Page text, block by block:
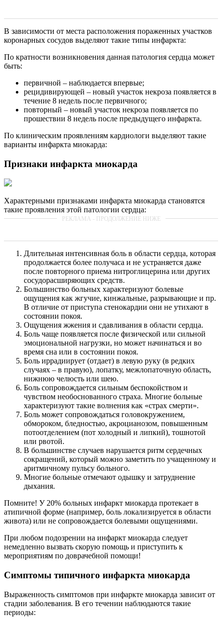
В зависимости от места расположения пораженных участков
коронарных сосудов выделяют такие типы инфаркта:
По кратности возникновения данная патология сердца может
быть:
первичной – наблюдается впервые;
рецидивирующей – новый участок некроза появляется в
течение 8 недель после первичного;
повторный – новый участок некроза появляется по
прошествии 8 недель после предыдущего инфаркта.
По клиническим проявлениям кардиологи выделяют такие
варианты инфаркта миокарда:
Признаки инфаркта миокарда
Характерными признаками инфаркта миокарда становятся
такие проявления этой патологии сердца:
Длительная интенсивная боль в области сердца, которая
продолжается более получаса и не устраняется даже
после повторного приема нитроглицерина или других
сосудорасширяющих средств.
Большинство больных характеризуют болевые
ощущения как жгучие, кинжальные, разрывающие и пр.
В отличие от приступа стенокардии они не утихают в
состоянии покоя.
Ощущения жжения и сдавливания в области сердца.
Боль чаще появляется после физической или сильной
эмоциональной нагрузки, но может начинаться и во
время сна или в состоянии покоя.
Боль иррадиирует (отдает) в левую руку (в редких
случаях – в правую), лопатку, межлопаточную область,
нижнюю челюсть или шею.
Боль сопровождается сильным беспокойством и
чувством необоснованного страха. Многие больные
характеризуют такие волнения как «страх смерти».
Боль может сопровождаться головокружением,
обмороком, бледностью, акроцианозом, повышенным
потоотделением (пот холодный и липкий), тошнотой
или рвотой.
В большинстве случаев нарушается ритм сердечных
сокращений, который можно заметить по учащенному и
аритмичному пульсу больного.
Многие больные отмечают одышку и затруднение
дыхания.
Помните! У 20% больных инфаркт миокарда протекает в
атипичной форме (например, боль локализируется в области
живота) или не сопровождается болевыми ощущениями.
При любом подозрении на инфаркт миокарда следует
немедленно вызвать скорую помощь и приступить к
мероприятиям по доврачебной помощи!
Симптомы типичного инфаркта миокарда
Выраженность симптомов при инфаркте миокарда зависит от
стадии заболевания. В его течении наблюдаются такие
периоды: